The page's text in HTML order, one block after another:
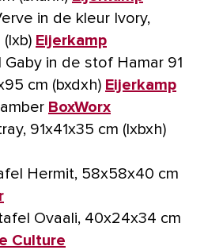
in de kleur Ivory,
Eijerkamp
in de stof Hamar 91
cm (bxdxh) Eijerkamp
BoxWorx
91x41x35 cm (lxbxh)
Hermit, 58x58x40 cm
Ovaali, 40x24x34 cm
Culture